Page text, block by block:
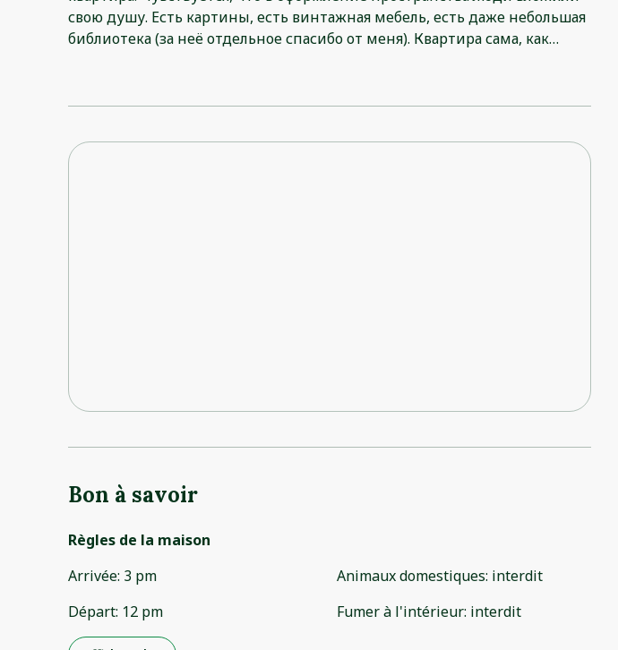
свою душу. Есть картины, есть винтажная мебель, есть даже небольшая
библиотека (за неё отдельное спасибо от меня). Квартира сама, как
очень чуткий, был всегда на связи и решал наши проблемы. Negative:
Bon à savoir
Règles de la maison
Arrivée: 3 pm
Départ: 12 pm
Animaux domestiques: interdit
Fumer à l'intérieur: interdit